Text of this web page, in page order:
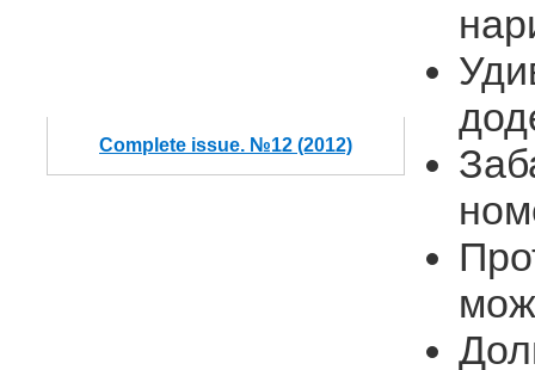
Complete issue. №12 (2012)